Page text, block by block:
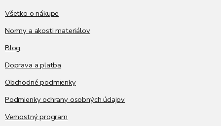
Všetko o nákupe
Normy a akosti materiálov
Blog
Doprava a platba
Obchodné podmienky
Podmienky ochrany osobných údajov
Vernostný program